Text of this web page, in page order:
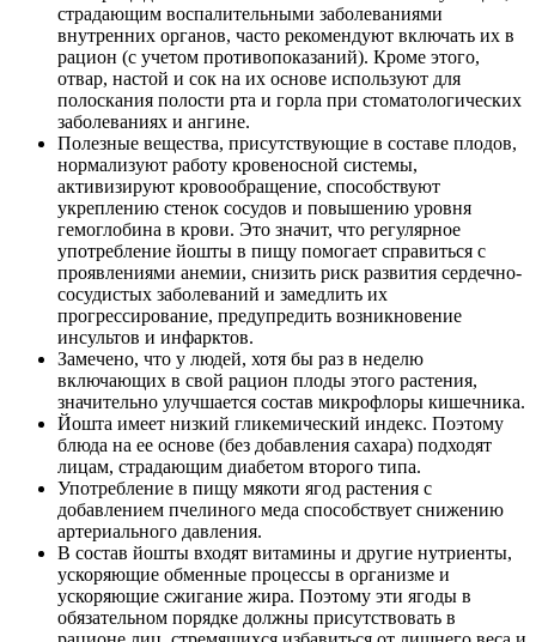
страдающим воспалительными заболеваниями
внутренних органов, часто рекомендуют включать их в
рацион (с учетом противопоказаний). Кроме этого,
отвар, настой и сок на их основе используют для
полоскания полости рта и горла при стоматологических
заболеваниях и ангине.
Полезные вещества, присутствующие в составе плодов,
нормализуют работу кровеносной системы,
активизируют кровообращение, способствуют
укреплению стенок сосудов и повышению уровня
гемоглобина в крови. Это значит, что регулярное
употребление йошты в пищу помогает справиться с
проявлениями анемии, снизить риск развития сердечно-
сосудистых заболеваний и замедлить их
прогрессирование, предупредить возникновение
инсультов и инфарктов.
Замечено, что у людей, хотя бы раз в неделю
включающих в свой рацион плоды этого растения,
значительно улучшается состав микрофлоры кишечника.
Йошта имеет низкий гликемический индекс. Поэтому
блюда на ее основе (без добавления сахара) подходят
лицам, страдающим диабетом второго типа.
Употребление в пищу мякоти ягод растения с
добавлением пчелиного меда способствует снижению
артериального давления.
В состав йошты входят витамины и другие нутриенты,
ускоряющие обменные процессы в организме и
ускоряющие сжигание жира. Поэтому эти ягоды в
обязательном порядке должны присутствовать в